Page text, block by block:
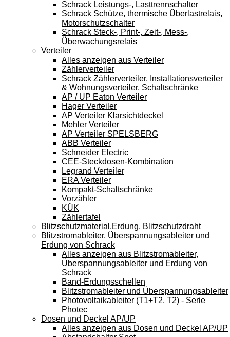
Schrack Leistungs-, Lasttrennschalter
Schrack Schütze, thermische Überlastrelais,
Motorschutzschalter
Schrack Steck-, Print-, Zeit-, Mess-,
Überwachungsrelais
Verteiler
Alles anzeigen aus Verteiler
Zählerverteiler
Schrack Zählerverteiler, Installationsverteiler
& Wohnungsverteiler, Schaltschränke
AP / UP Eaton Verteiler
Hager Verteiler
AP Verteiler Klarsichtdeckel
Mehler Verteiler
AP Verteiler SPELSBERG
ABB Verteiler
Schneider Electric
CEE-Steckdosen-Kombination
Legrand Verteiler
ERA Verteiler
Kompakt-Schaltschränke
Vorzähler
KÜK
Zählertafel
Blitzschutzmaterial,Erdung, Blitzschutzdraht
Blitzstromableiter, Überspannungsableiter und
Erdung von Schrack
Alles anzeigen aus Blitzstromableiter,
Überspannungsableiter und Erdung von
Schrack
Band-Erdungsschellen
Blitzstromableiter und Überspannungsableiter
Photovoltaikableiter (T1+T2, T2) - Serie
Photec
Dosen und Deckel AP/UP
Alles anzeigen aus Dosen und Deckel AP/UP